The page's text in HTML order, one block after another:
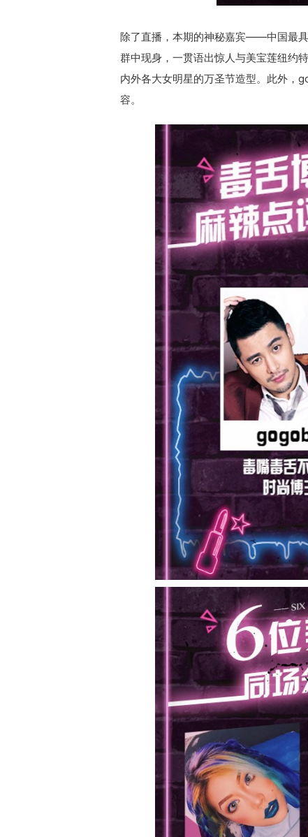
除了直播，本期的神秘嘉宾——中国最
群中现身，一贯语出惊人与美宝莲纽约
内外各大女明星的万圣节造型。此外，
容。